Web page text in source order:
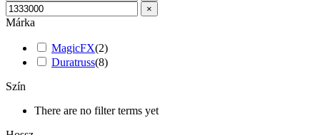
×
Márka
MagicFX(2)
Duratruss(8)
Szín
There are no filter terms yet